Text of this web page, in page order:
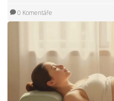
0 Komentáře